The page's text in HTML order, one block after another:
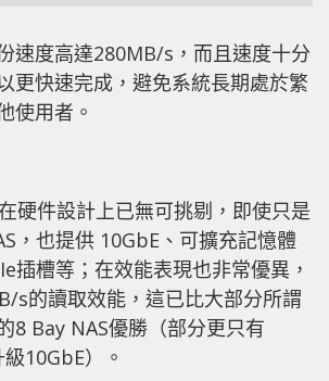
速度高達280MB/s，而且速度十分
更快速完成，避免系統長期處於繁
使用者。
硬件設計上已無可挑剔，即使只是
，也提供 10GbE、可擴充記憶體
插槽等；在效能表現也非常優異，
s的讀取效能，這已比大部分所謂
8 Bay NAS優勝（部分更只有
10GbE）。